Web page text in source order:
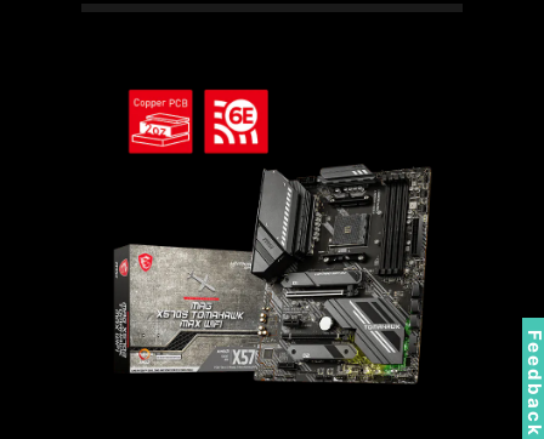
Les cartes mères X570S supportent
les processeurs AMD Ryzen 5000
compatibles à la dernière norme
M.2 Lightning Gen4. Cette norme
n'est autre que la solution de
stockage la plus rapide
actuellement proposée, avec un
taux de transfert pouvant
atteindre 64 Gb/s.